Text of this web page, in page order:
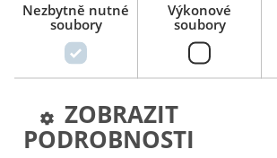
Nezbytně nutné
soubory
Výkonové
soubory
ZOBRAZIT
PODROBNOSTI